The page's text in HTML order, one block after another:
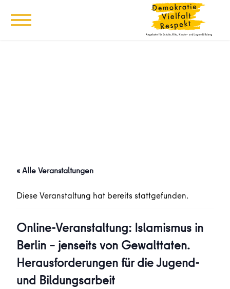
« Alle Veranstaltungen
Diese Veranstaltung hat bereits stattgefunden.
Online-Veranstaltung: Islamismus in
Berlin – jenseits von Gewalttaten.
Herausforderungen für die Jugend-
und Bildungsarbeit